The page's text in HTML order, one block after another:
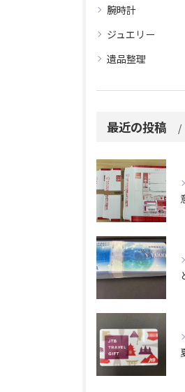
腕時計
ジュエリー
遺品整理
最近の投稿